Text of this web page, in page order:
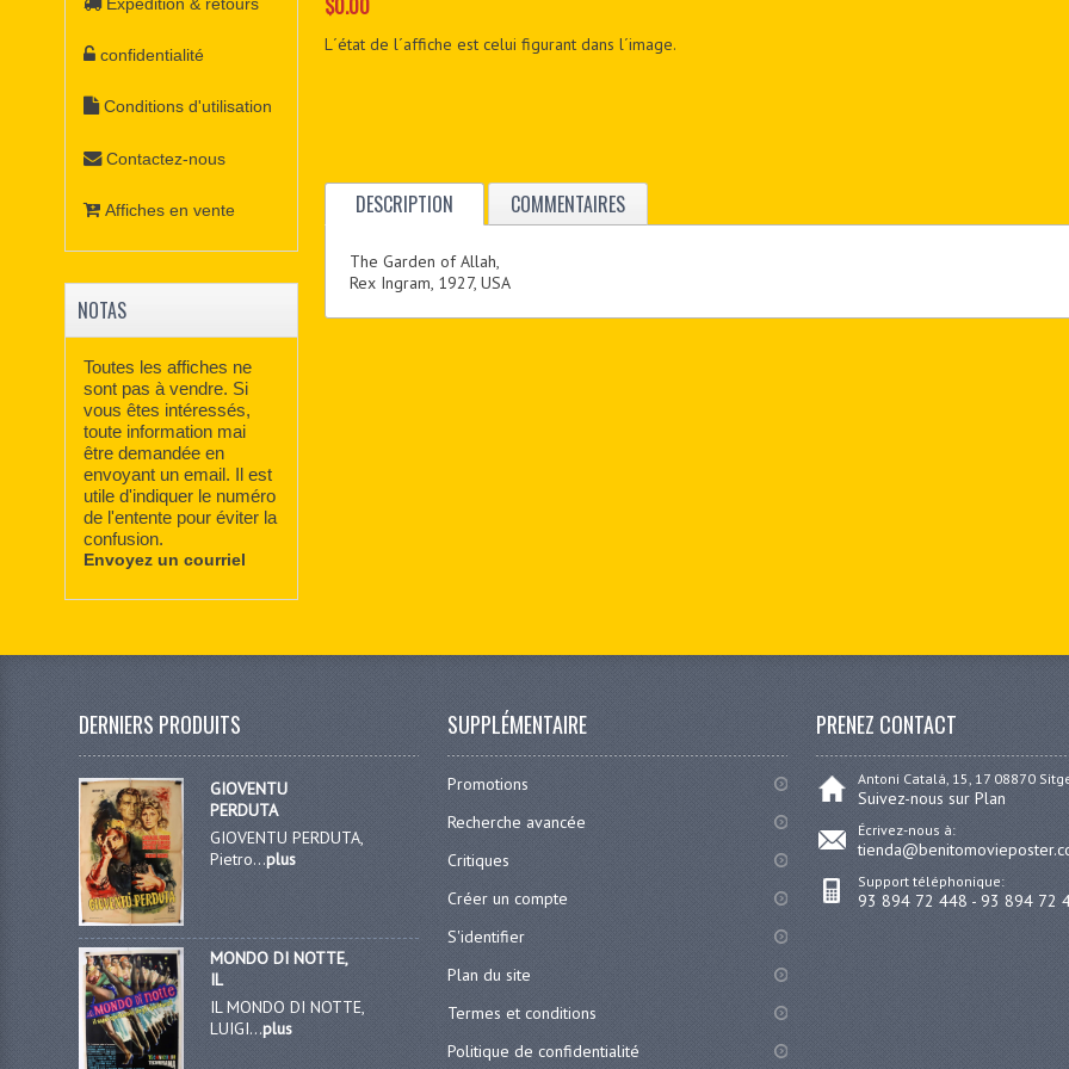
$0.00
L´état de l´affiche est celui figurant dans l´image.
DESCRIPTION COMMENTAIRES
The Garden of Allah,
Rex Ingram, 1927, USA
confidentialité
Conditions d'utilisation
Contactez-nous
Affiches en vente
NOTAS
Toutes les affiches ne
sont pas à vendre. Si
vous êtes intéressés,
toute information mai
être demandée en
envoyant un email. Il est
utile d'indiquer le numéro
de l'entente pour éviter la
confusion.
Envoyez un courriel
DERNIERS PRODUITS
GIOVENTU
PERDUTA
GIOVENTU PERDUTA,
Pietro...plus
MONDO DI NOTTE,
IL
IL MONDO DI NOTTE,
LUIGI...plus
SUPPLÉMENTAIRE
Promotions
Recherche avancée
Critiques
Créer un compte
S'identifier
Plan du site
Termes et conditions
Politique de confidentialité
PRENEZ CONTACT
Antoni Catalá, 15, 17 08870
Suivez-nous sur Plan
Écrivez-nous à:
Support téléphonique:
93 894 72 448 - 93 894 72